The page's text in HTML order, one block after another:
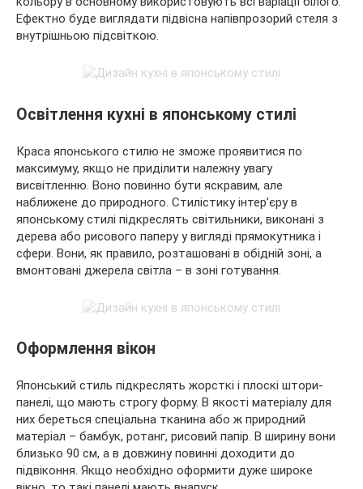
Ефектно буде виглядати підвісна напівпрозорий стеля з
внутрішньою підсвіткою.
Освітлення кухні в японському стилі
Краса японського стилю не зможе проявитися по
максимуму, якщо не приділити належну увагу
висвітленню. Воно повинно бути яскравим, але
наближене до природного. Стилістику інтер’єру в
японському стилі підкреслять світильники, виконані з
дерева або рисового паперу у вигляді прямокутника і
сфери. Вони, як правило, розташовані в обідній зоні, а
вмонтовані джерела світла – в зоні готування.
Оформлення вікон
Японський стиль підкреслять жорсткі і плоскі штори-
панелі, що мають строгу форму. В якості матеріалу для
них береться спеціальна тканина або ж природний
матеріал – бамбук, ротанг, рисовий папір. В ширину вони
близько 90 см, а в довжину повинні доходити до
підвіконня. Якщо необхідно оформити дуже широке